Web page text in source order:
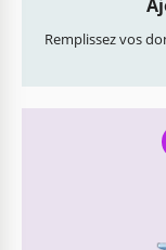
Remplissez vos